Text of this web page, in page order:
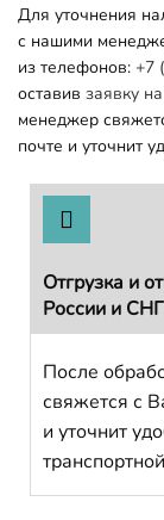
Для уточнения
с нашими
из телефонов: +7
оставив заявку
менеджер
почте и уточнит
Отгрузка и
России и
После
свяжется с
и уточнит